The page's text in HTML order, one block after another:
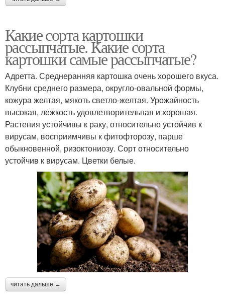
Какие сорта картошки
рассыпчатые. Какие сорта
картошки самые рассыпчатые?
Адретта. Среднеранняя картошка очень хорошего вкуса.
Клубни среднего размера, округло-овальной формы,
кожура желтая, мякоть светло-желтая. Урожайность
высокая, лежкость удовлетворительная и хорошая.
Растения устойчивы к раку, относительно устойчив к
вирусам, восприимчивы к фитофторозу, парше
обыкновенной, ризоктониозу. Сорт относительно
устойчив к вирусам. Цветки белые.
читать дальше →